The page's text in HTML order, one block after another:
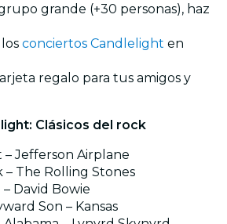
grande (+30 personas), haz
conciertos Candlelight en
regalo para tus amigos y
Clásicos del rock
Jefferson Airplane
– The Rolling Stones
– David Bowie
Son – Kansas